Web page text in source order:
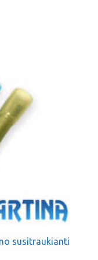
susitraukianti